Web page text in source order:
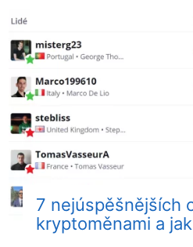
7 nejúspěšnějších
kryptoměnami a